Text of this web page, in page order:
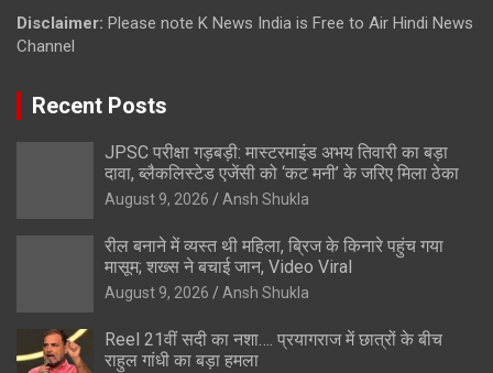
Disclaimer: Please note K News India is Free to Air Hindi News
Channel
Recent Posts
JPSC परीक्षा गड़बड़ी: मास्टरमाइंड अभय तिवारी का बड़ा
दावा, ब्लैकलिस्टेड एजेंसी को ‘कट मनी’ के जरिए मिला ठेका
August 9, 2026 Ansh Shukla
रील बनाने में व्यस्त थी महिला, ब्रिज के किनारे पहुंच गया
मासूम; शख्स ने बचाई जान, Video Viral
August 9, 2026 Ansh Shukla
Reel 21वीं सदी का नशा…. प्रयागराज में छात्रों के बीच
राहुल गांधी का बड़ा हमला